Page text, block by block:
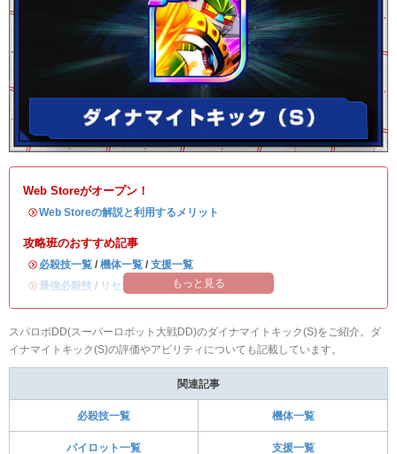
Web Storeがオープン！
・Web Storeの解説と利用するメリット
攻略班のおすすめ記事
・ 必殺技一覧 / 機体一覧 / 支援一覧
・最強必殺技 / リセマラ当たりランキング
もっと見る
スパロボDD(スーパーロボット大戦DD)のダイナマイトキック(S)をご紹介。ダ
イナマイトキック(S)の評価やアビリティについても記載しています。
関連記事
必殺技一覧 機体一覧
パイロット一覧 支援一覧